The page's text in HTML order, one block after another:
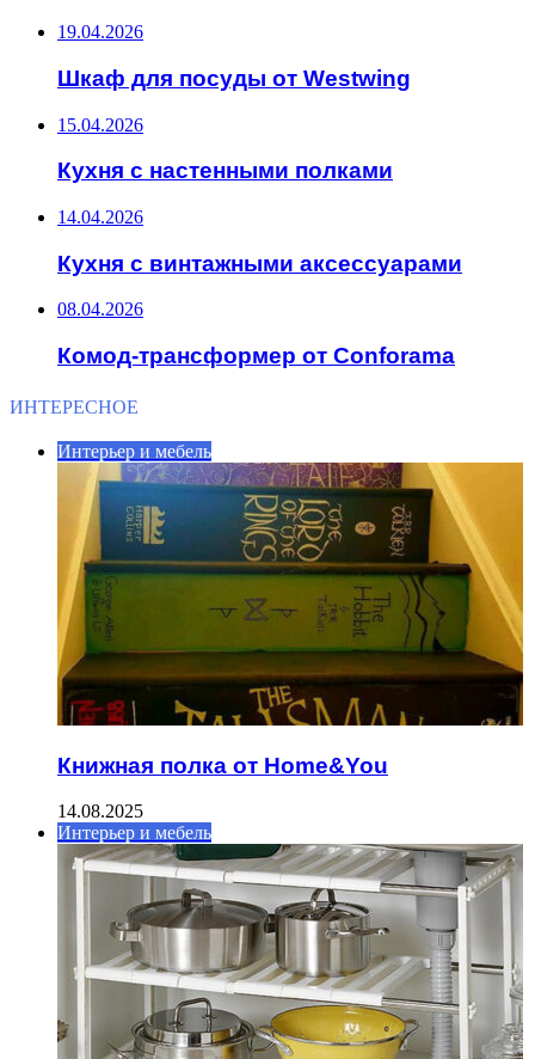
19.04.2026
Шкаф для посуды от Westwing
15.04.2026
Кухня с настенными полками
14.04.2026
Кухня с винтажными аксессуарами
08.04.2026
Комод-трансформер от Conforama
ИНТЕРЕСНОЕ
Интерьер и мебель
Книжная полка от Home&You
14.08.2025
Интерьер и мебель